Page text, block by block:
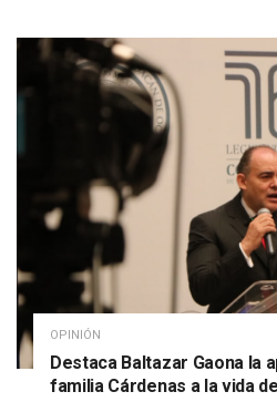
OPINIÓN
Destaca Baltazar Gaona la
familia Cárdenas a la vida